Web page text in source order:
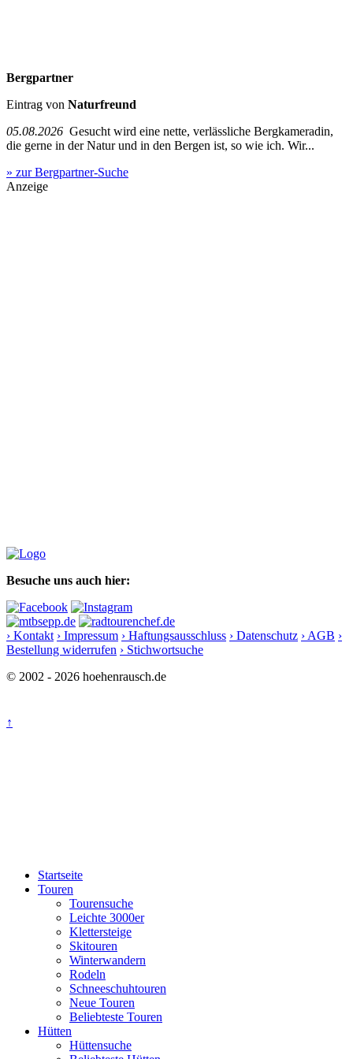
Bergpartner
Eintrag von Naturfreund
05.08.2026 Gesucht wird eine nette, verlässliche Bergkameradin,
die gerne in der Natur und in den Bergen ist, so wie ich. Wir...
» zur Bergpartner-Suche
Anzeige
Besuche uns auch hier:
› Kontakt › Impressum › Haftungsausschluss › Datenschutz › AGB ›
Bestellung widerrufen › Stichwortsuche
© 2002 - 2026 hoehenrausch.de
↑
Startseite
Touren
Tourensuche
Leichte 3000er
Klettersteige
Skitouren
Winterwandern
Rodeln
Schneeschuhtouren
Neue Touren
Beliebteste Touren
Hütten
Hüttensuche